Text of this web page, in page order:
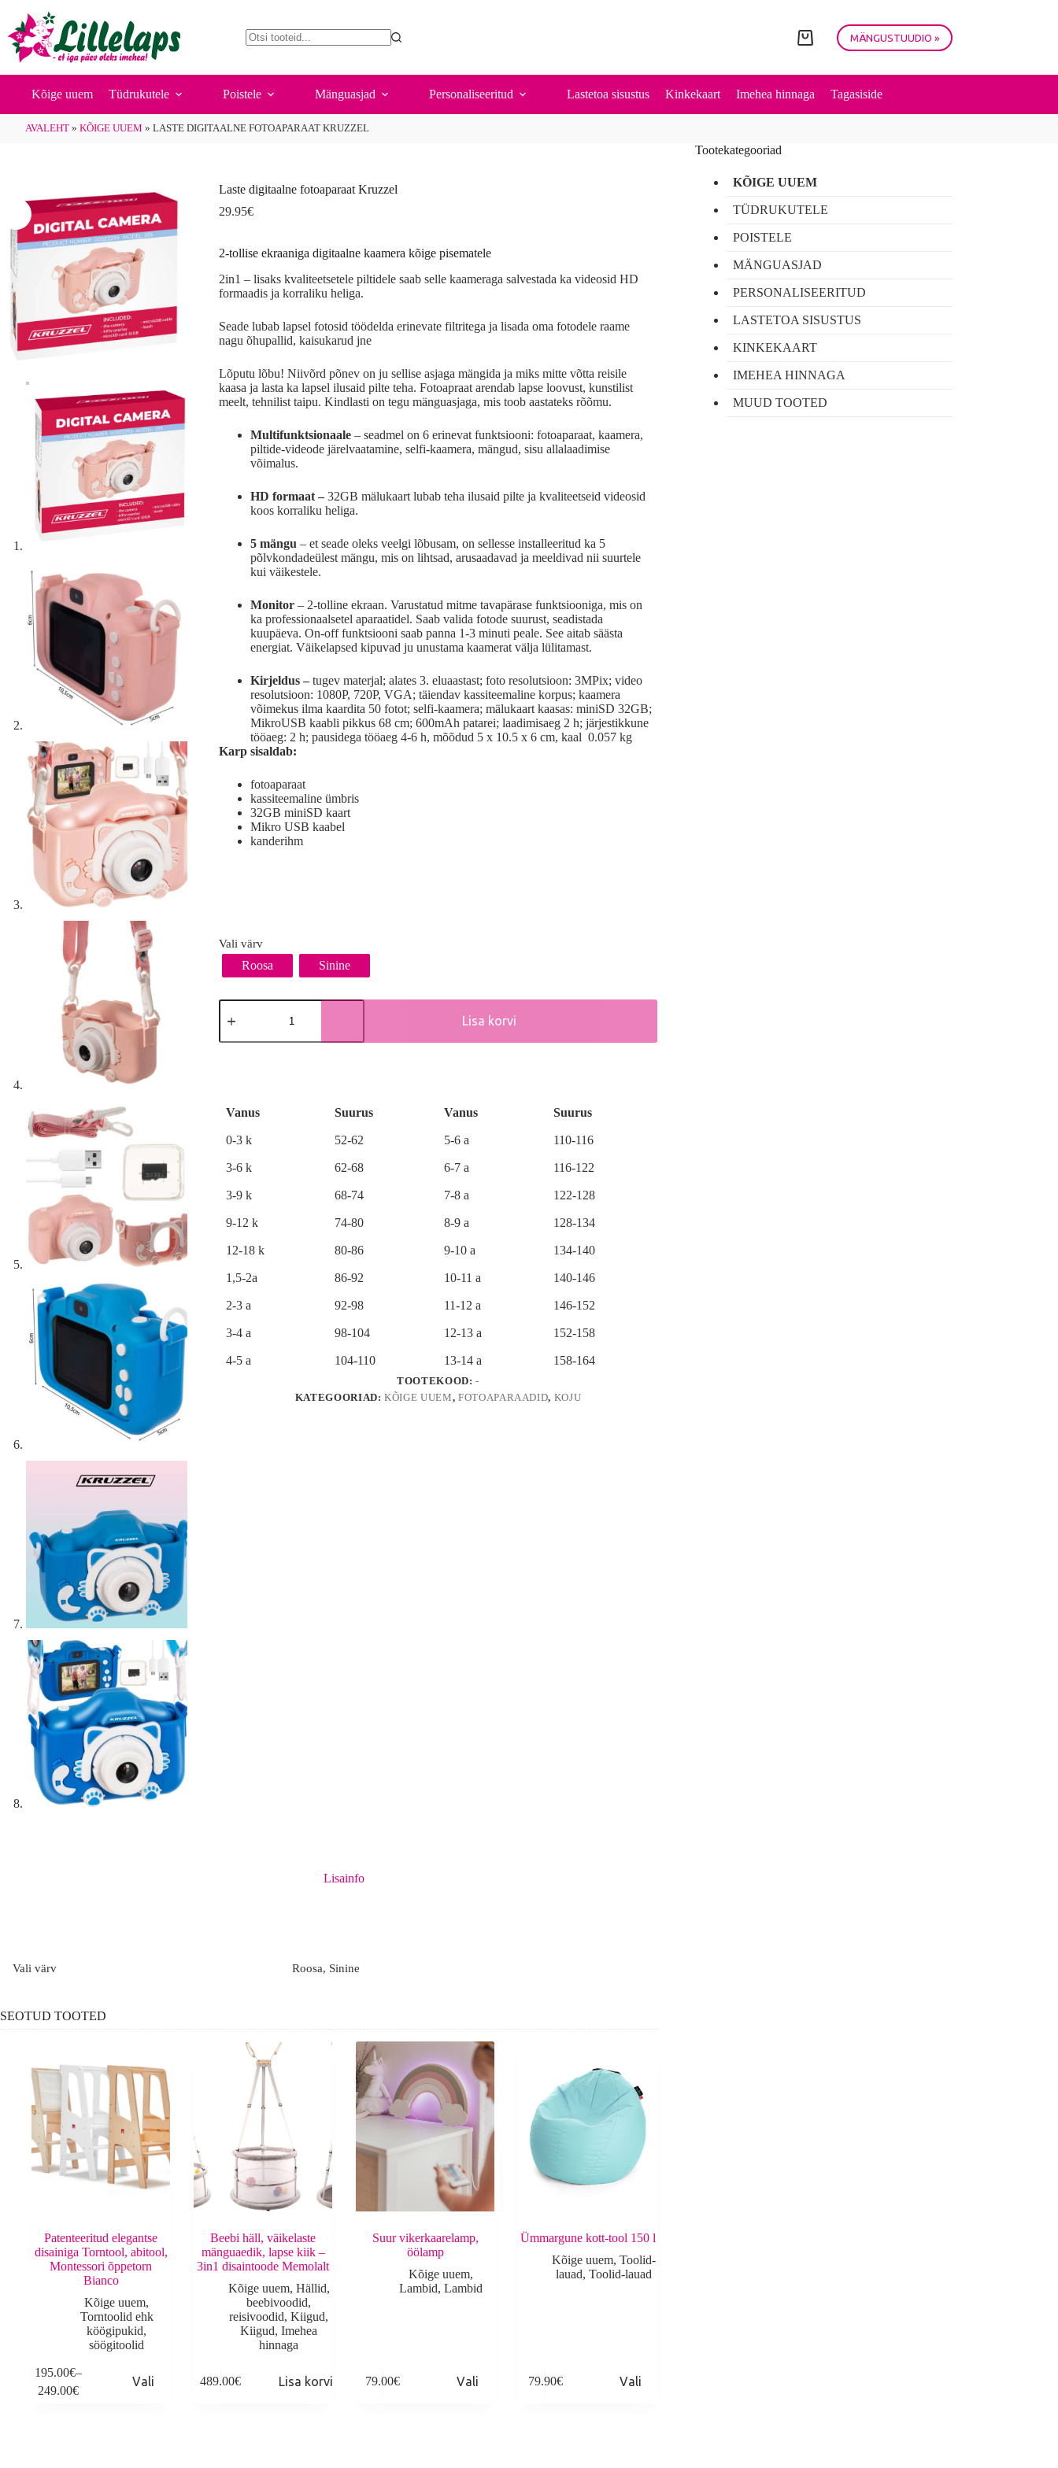
content
29.95
fotoaparaat
product
has
variants.
The
options
may
be
product
Shopping
MÄNGUSTUUDIO »
Kõige uuem Tüdrukutele Poistele Mänguasjad Personaliseeritud Lastetoa sisustus Kinkekaart Imehea hinnaga Tagasiside
AVALEHT » KÕIGE UUEM » LASTE DIGITAALNE FOTOAPARAAT KRUZZEL
Laste digitaalne fotoaparaat Kruzzel
29.95€
2-tollise ekraaniga digitaalne kaamera kõige pisematele
2in1 – lisaks kvaliteetsetele piltidele saab selle kaameraga salvestada ka videosid HD
formaadis ja korraliku heliga.
Seade lubab lapsel fotosid töödelda erinevate filtritega ja lisada oma fotodele raame
nagu õhupallid, kaisukarud jne
Lõputu lõbu! Niivõrd põnev on ju sellise asjaga mängida ja miks mitte võtta reisile
kaasa ja lasta ka lapsel ilusaid pilte teha. Fotoapraat arendab lapse loovust, kunstilist
meelt, tehnilist taipu. Kindlasti on tegu mänguasjaga, mis toob aastateks rõõmu.
Multifunktsionaale – seadmel on 6 erinevat funktsiooni: fotoaparaat, kaamera,
piltide-videode järelvaatamine, selfi-kaamera, mängud, sisu allalaadimise
võimalus.
HD formaat – 32GB mälukaart lubab teha ilusaid pilte ja kvaliteetseid videosid
koos korraliku heliga.
5 mängu – et seade oleks veelgi lõbusam, on sellesse installeeritud ka 5
põlvkondadeülest mängu, mis on lihtsad, arusaadavad ja meeldivad nii suurtele
kui väikestele.
Monitor – 2-tolline ekraan. Varustatud mitme tavapärase funktsiooniga, mis on
ka professionaalsetel aparaatidel. Saab valida fotode suurust, seadistada
kuupäeva. On-off funktsiooni saab panna 1-3 minuti peale. See aitab säästa
energiat. Väikelapsed kipuvad ju unustama kaamerat välja lülitamast.
Kirjeldus – tugev materjal; alates 3. eluaastast; foto resolutsioon: 3MPix; video
resolutsioon: 1080P, 720P, VGA; täiendav kassiteemaline korpus; kaamera
võimekus ilma kaardita 50 fotot; selfi-kaamera; mälukaart kaasas: miniSD 32GB;
MikroUSB kaabli pikkus 68 cm; 600mAh patarei; laadimisaeg 2 h; järjestikkune
tööaeg: 2 h; pausidega tööaeg 4-6 h, mõõdud 5 x 10.5 x 6 cm, kaal 0.057 kg
Karp sisaldab:
fotoaparaat
kassiteemaline ümbris
32GB miniSD kaart
Mikro USB kaabel
kanderihm
Vali värv
Roosa Sinine
Laste
digitaalne
Kruzzel
Lisa korvi
Vanus Suurus Vanus Suurus
0-3 k 52-62 5-6 a 110-116
3-6 k 62-68 6-7 a 116-122
3-9 k 68-74 7-8 a 122-128
9-12 k 74-80 8-9 a 128-134
12-18 k 80-86 9-10 a 134-140
1,5-2a 86-92 10-11 a 140-146
2-3 a 92-98 11-12 a 146-152
3-4 a 98-104 12-13 a 152-158
4-5 a 104-110 13-14 a 158-164
TOOTEKOOD:-
KATEGOORIAD:KÕIGE UUEM, FOTOAPARAADID, KOJU
Lisainfo
Vali värv Roosa, Sinine
SEOTUD TOOTED
Patenteeritud elegantse
disainiga Torntool, abitool,
Montessori õppetorn
Bianco
Kõige uuem,
Torntoolid ehk
köögipukid,
söögitoolid
195.00€–
249.00€
Price
Vali
This
product
Beebi häll, väikelaste
mänguaedik, lapse kiik –
3in1 disaintoode Memolalt
Kõige uuem, Hällid,
beebivoodid,
reisivoodid,Kiigud,
Kiigud,Imehea
hinnaga
489.00€ Lisa korvi
Suur vikerkaarelamp,
öölamp
Kõige uuem,
Lambid,Lambid
79.00€ Vali
product
Ümmargune kott-tool 150 l
Kõige uuem, Toolid-
lauad, Toolid-lauad
79.90€ Vali
product
Tootekategooriad
KÕIGE UUEM
TÜDRUKUTELE
POISTELE
MÄNGUASJAD
PERSONALISEERITUD
LASTETOA SISUSTUS
KINKEKAART
IMEHEA HINNAGA
MUUD TOOTED